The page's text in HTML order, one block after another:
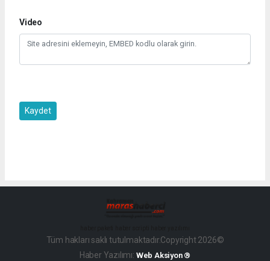
Video
Kaydet
Tüm hakları saklı tutulmaktadır.Copyright 2026©
Haber Yazılımı: Web Aksiyon ®